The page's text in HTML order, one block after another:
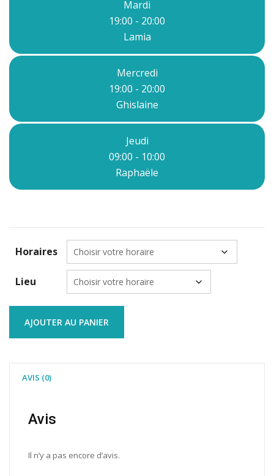
Mardi
19:00 - 20:00
Lamia
Mercredi
19:00 - 20:00
Ghislaine
Jeudi
09:00 - 10:00
Raphaële
Horaires
Lieu
2026-
AJOUTER AU PANIER
AVIS (0)
Avis
Il n’y a pas encore d’avis.